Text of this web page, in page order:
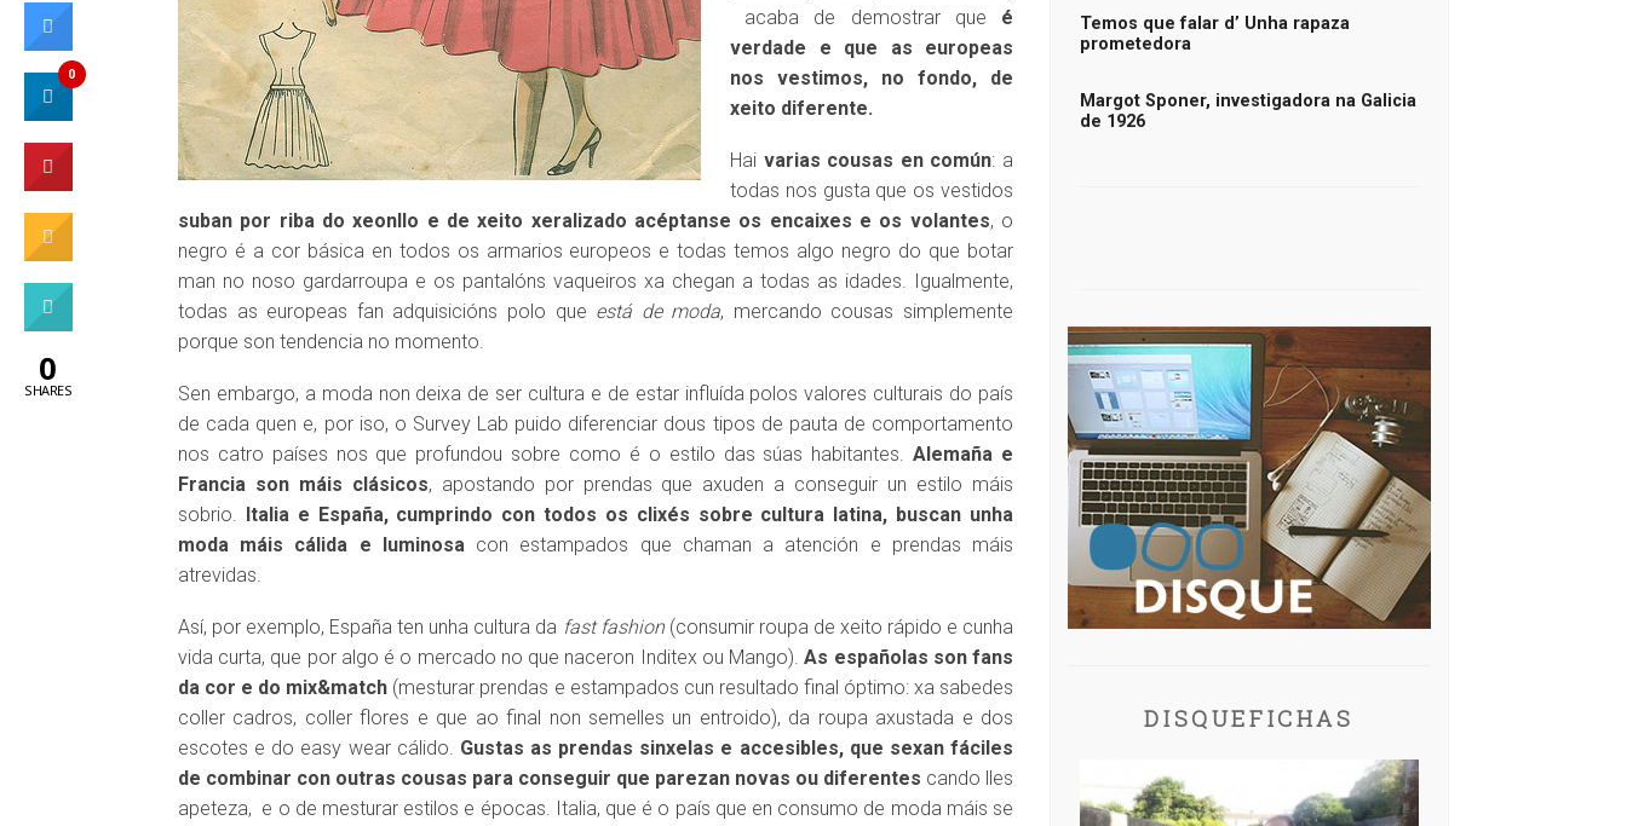
acaba de demostrar que é
verdade e que as europeas
nos vestimos, no fondo, de
xeito diferente.
Hai varias cousas en común: a
todas nos gusta que os vestidos
suban por riba do xeonllo e de xeito xeralizado acéptanse os encaixes e os volantes, o
negro é a cor básica en todos os armarios europeos e todas temos algo negro do que botar
man no noso gardarroupa e os pantalóns vaqueiros xa chegan a todas as idades. Igualmente,
todas as europeas fan adquisicións polo que está de moda, mercando cousas simplemente
porque son tendencia no momento.
Sen embargo, a moda non deixa de ser cultura e de estar influída polos valores culturais do país
de cada quen e, por iso, o Survey Lab puido diferenciar dous tipos de pauta de comportamento
nos catro países nos que profundou sobre como é o estilo das súas habitantes.Alemaña e
Francia son máis clásicos, apostando por prendas que axuden a conseguir un estilo máis
sobrio. Italia e España, cumprindo con todos os clixés sobre cultura latina, buscan unha
moda máis cálida e luminosacon estampados que chaman a atención e prendas máis
atrevidas.
Así, por exemplo, España ten unha cultura da fast fashion(consumir roupa de xeito rápido e cunha
vida curta, que por algo é o mercado no que naceron Inditex ou Mango).As españolas son fans
da cor e do mix&match (mesturar prendas e estampados cun resultado final óptimo: xa sabedes
coller cadros, coller flores e que ao final non semelles un entroido), da roupa axustada e dos
escotes e do easy wear cálido. Gustas as prendas sinxelas e accesibles, que sexan fáciles
de combinar con outras cousas para conseguir que parezan novas ou diferentes cando lles
apeteza, e o de mesturar estilos e épocas. Italia, que é o país que en consumo de moda máis se
Temos que falar d’ Unha rapaza
prometedora
Margot Sponer, investigadora na Galicia
de 1926
DISQUEFICHAS
0
0
SHARES